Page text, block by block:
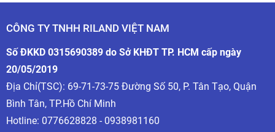
việc cao , giúp máy hoạt ổn định , cho ra các mối hàn
đẹp như mong muốn
+ Những món phụ kiện tốt thường có tuổi thọ rất cao , và
góp phần làm gia tăng tuổi thọ cho máy hàn .
+ Tiết kiệm được chi phí sửa chữa vì đã gia tăng tuổi thọ
của máy ,thời gian hàn nhanh hơn , không phải các vấn
CÔNG TY TNHH RILAND VIỆT NAM
Số ĐKKD 0315690389 do Sở KHĐT TP. HCM cấp ngày
20/05/2019
Địa Chỉ(TSC): 69-71-73-75 Đường Số 50, P. Tân Tạo, Quận
Bình Tân, TP.Hồ Chí Minh
Hotline: 0776628828 - 0938981160